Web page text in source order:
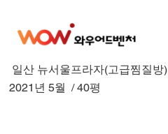
일산 뉴서울프라자(고급찜질방)
2021년 5월 / 40평